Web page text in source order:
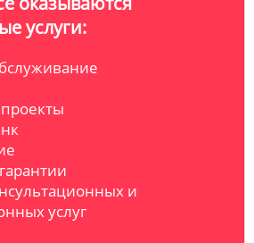
услуги:
и
услуг